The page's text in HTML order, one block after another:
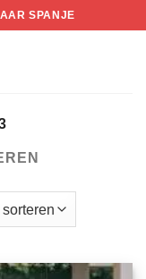
SPANJE